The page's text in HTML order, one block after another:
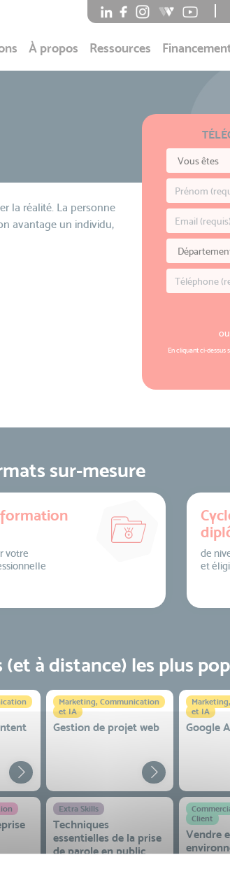
À propos Ressources
En cliquant ci-dessus
la réalité. La personne
avantage un individu,
sur-mesure
formation
votre
de
et
à distance) les plus
Marketing, Communication
et IA
Gestion de projet web
et IA
Google
Extra Skills
Techniques
essentielles de la prise
de parole en public
Client
Vendre